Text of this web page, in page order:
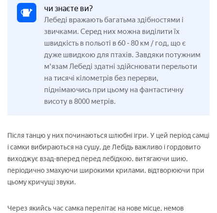
чи знаєте ви?
Лебеді вражають багатьма здібностями і
звичками. Серед них можна виділити їх
швидкість в польоті в 60 -80 км / год, що є
дуже швидкою для птахів. Завдяки потужним
м'язам Лебеді здатні здійснювати перельоти
на тисячі кілометрів без перерви,
піднімаючись при цьому на фантастичну
висоту в 8000 метрів.
Після танцю у них починаються шлюбні ігри. У цей період самці
і самки вибираються на сушу, де Лебідь важливо і гордовито
виходжує взад-вперед перед лебідкою, витягаючи шию,
періодично змахуючи широкими крилами, відтворюючи при
цьому кричущі звуки.
Через якийсь час самка перелітає на нове місце, немов